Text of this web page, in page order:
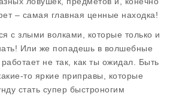
– самая главная ценные находка!
с злыми волками, которые только и
Или же попадешь в волшебные
не так, как ты ожидал. Быть
то яркие приправы, которые
стать супер быстроногим